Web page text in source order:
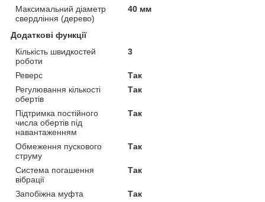
Максимальний діаметр
свердління (дерево)
40 мм
Додаткові функції
Кількість швидкостей
роботи
3
Реверс
Так
Регулювання кількості
обертів
Так
Підтримка постійного
числа обертів під
навантаженням
Так
Обмеження пускового
струму
Так
Система погашення
вібрації
Так
Запобіжна муфта
Так